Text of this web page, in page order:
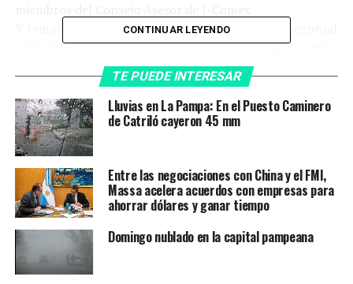
Y remarcó que “tenemos muy claro, desde lo conceptual
y desde lo ideológico, que el motor del crecimiento de La
Pampa es el sector privado, pero que necesita el auxilio
del sector público, para llevar adelante su crecimiento y
desarrollar una economía en el marco de la inclusión,
con generación de trabajo genuino. Es necesario que el
Estado intervenga porque, en muchos casos, la escala
del mercado no permite que cada sector se desarrolle”.
Del encuentro, que se llevó a cabo el lunes por la tarde
en el salón de usos múltiples de la Dirección Provincial
de Vialidad, participaron: el director ejecutivo de
Agencia I-COMEX, Sebastián Lastiri; el ministro de
Conectividad y Modernización, Antonio Curciarello; el
ministro de Gobierno, Justicia y Derechos Humanos,
CONTINUAR LEYENDO
TE PUEDE INTERESAR
Lluvias en La Pampa: En el Puesto Caminero
de Catriló cayeron 45 mm
Entre las negociaciones con China y el FMI,
Massa acelera acuerdos con empresas para
ahorrar dólares y ganar tiempo
Domingo nublado en la capital pampeana